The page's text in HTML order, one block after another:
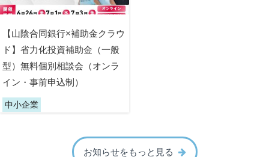
【山陰合同銀行×補助金クラウ
ド】省力化投資補助金（一般
型）無料個別相談会（オンラ
イン・事前申込制）
中小企業
お知らせをもっと見る